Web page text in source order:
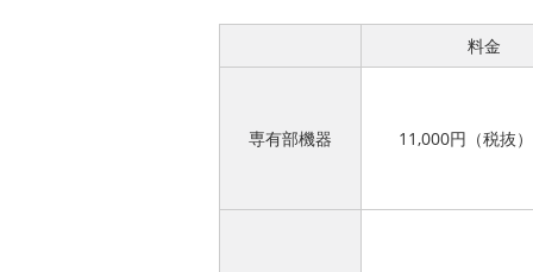
料金
専有部機器 11,000円（税抜